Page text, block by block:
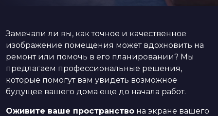
Замечали ли вы, как точное и качественное
изображение помещения может вдохновить на
ремонт или помочь в его планировании? Мы
предлагаем профессиональные решения,
которые помогут вам увидеть возможное
будущее вашего дома еще до начала работ.
Оживите ваше пространство на экране вашего